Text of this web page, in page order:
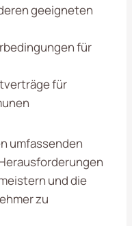
geeigneten
für
für
umfassenden
und die
zu